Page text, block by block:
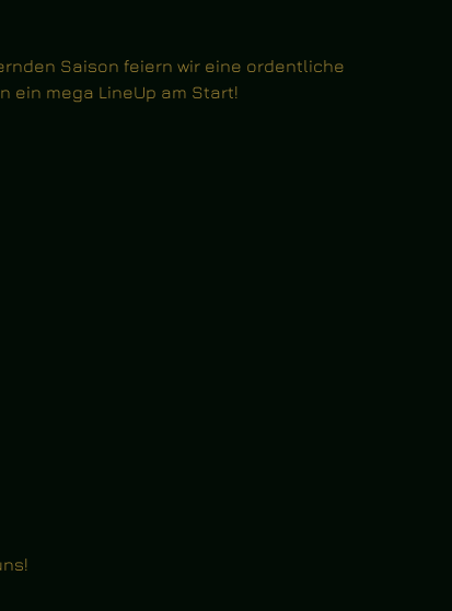
Saison feiern wir eine ordentliche
ein mega LineUp am Start!